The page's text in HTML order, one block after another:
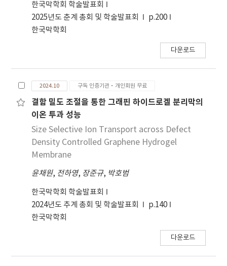
한국막학회 학술발표회
2025년도 춘계 총회 및 학술발표회
p.200
한국막학회
다운로드
2024.10 구독 인증기관·개인회원 무료
결함 밀도 조절을 통한 그래핀 하이드로겔 분리막의
이온 투과 성능
Size Selective Ion Transport across Defect
Density Controlled Graphene Hydrogel
Membrane
윤채원, 전하영, 장준규, 박호범
한국막학회 학술발표회
2024년도 추계 총회 및 학술발표회
p.140
한국막학회
다운로드